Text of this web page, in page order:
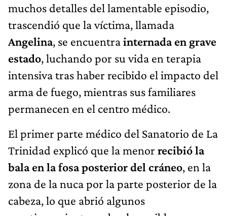
muchos detalles del lamentable episodio,
trascendió que la víctima, llamada
Angelina, se encuentrainternada en grave
estado, luchando por su vida en terapia
intensiva tras haber recibido el impacto del
arma de fuego, mientras sus familiares
permanecen en el centro médico.
El primer parte médico del Sanatorio de La
Trinidad explicó que la menor recibió la
bala en la fosa posterior del cráneo, en la
zona de la nuca por la parte posterior de la
cabeza, lo que abrió algunos